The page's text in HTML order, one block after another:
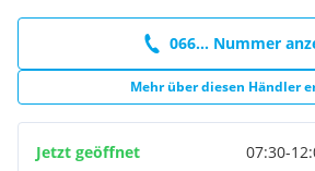
066... Nummer
Mehr über diesen Händler
Jetzt geöffnet 07:30-